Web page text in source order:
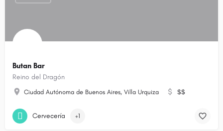
Butan Bar
Reino del Dragón
Ciudad Autónoma de Buenos Aires, Villa Urquiza $$
Cervecería +1